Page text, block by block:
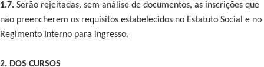
1.7. Serão rejeitadas, sem análise de documentos, as inscrições que
não preencherem os requisitos estabelecidos no Estatuto Social e no
Regimento Interno para ingresso.
2. DOS CURSOS